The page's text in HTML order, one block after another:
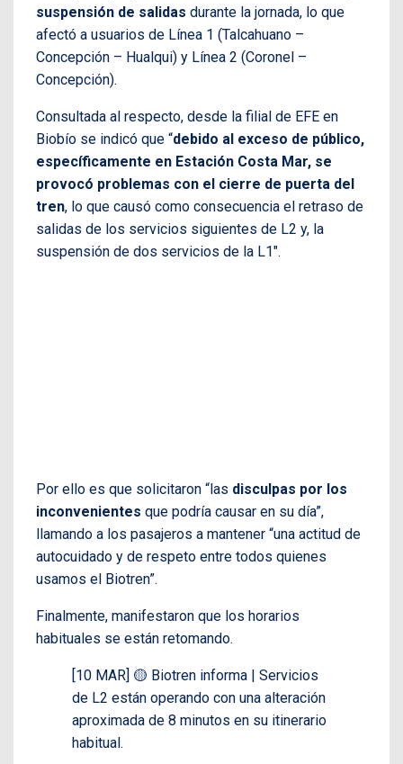
suspensión de salidas durante la jornada, lo que
afectó a usuarios de Línea 1 (Talcahuano –
Concepción – Hualqui) y Línea 2 (Coronel –
Concepción).
Consultada al respecto, desde la filial de EFE en
Biobío se indicó que “debido al exceso de público,
específicamente en Estación Costa Mar, se
provocó problemas con el cierre de puerta del
tren, lo que causó como consecuencia el retraso de
salidas de los servicios siguientes de L2 y, la
suspensión de dos servicios de la L1″.
Por ello es que solicitaron “las disculpas por los
inconvenientes que podría causar en su día”,
llamando a los pasajeros a mantener “una actitud de
autocuidado y de respeto entre todos quienes
usamos el Biotren”.
Finalmente, manifestaron que los horarios
habituales se están retomando.
[10 MAR] 🟡 Biotren informa | Servicios
de L2 están operando con una alteración
aproximada de 8 minutos en su itinerario
habitual.